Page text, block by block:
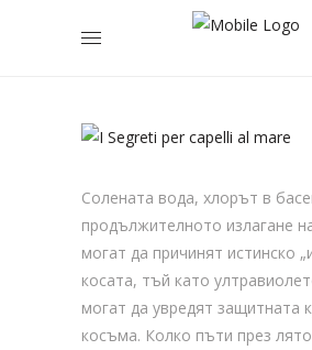
КАКВО
Солената вода, хлорът в
продължителното излагане
могат да причинят истинско
косата, тъй като
могат да увредят защитната
косъма. Колко пъти през